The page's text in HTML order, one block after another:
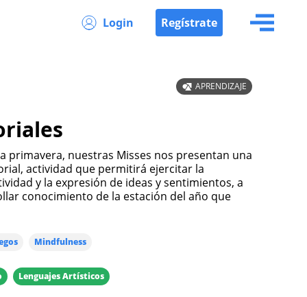
Login Regístrate
APRENDIZAJE
primavera, nuestras Misses nos presentan una
actividad que permitirá ejercitar la
y la expresión de ideas y sentimientos, a
conocimiento de la estación del año que
Mindfulness
Lenguajes Artísticos